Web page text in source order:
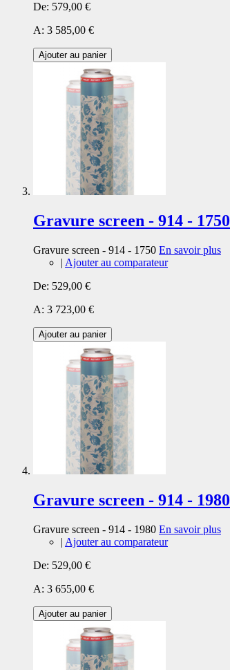
De: 579,00 €
A: 3 585,00 €
Ajouter au panier
Gravure screen - 914 - 1750
Gravure screen - 914 - 1750 En savoir plus
| Ajouter au comparateur
De: 529,00 €
A: 3 723,00 €
Ajouter au panier
Gravure screen - 914 - 1980
Gravure screen - 914 - 1980 En savoir plus
| Ajouter au comparateur
De: 529,00 €
A: 3 655,00 €
Ajouter au panier